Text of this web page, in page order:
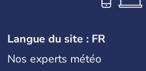
Langue du site : FR
Nos experts météo